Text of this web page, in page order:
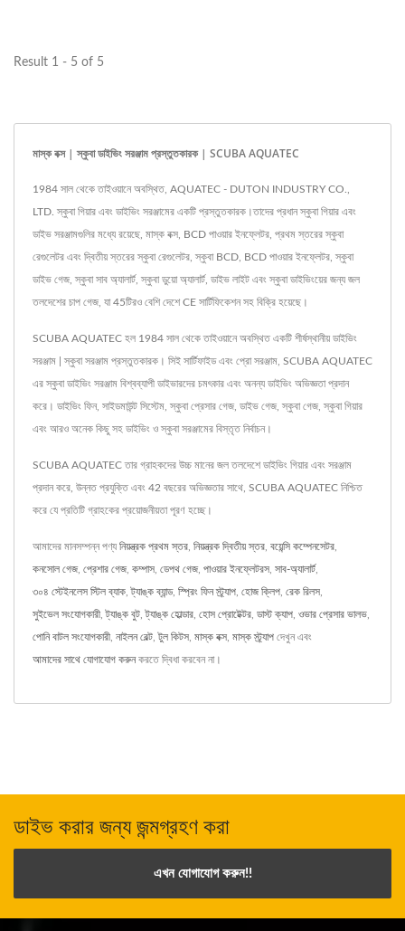
Result 1 - 5 of 5
মাস্ক বক্স | স্কুবা ডাইভিং সরঞ্জাম প্রস্তুতকারক | SCUBA AQUATEC
1984 সাল থেকে তাইওয়ানে অবস্থিত, AQUATEC - DUTON INDUSTRY CO.,
LTD. স্কুবা গিয়ার এবং ডাইভিং সরঞ্জামের একটি প্রস্তুতকারক।তাদের প্রধান স্কুবা গিয়ার এবং
ডাইভ সরঞ্জামগুলির মধ্যে রয়েছে, মাস্ক বক্স, BCD পাওয়ার ইনফ্লেটর, প্রথম স্তরের স্কুবা
রেগুলেটর এবং দ্বিতীয় স্তরের স্কুবা রেগুলেটর, স্কুবা BCD, BCD পাওয়ার ইনফ্লেটর, স্কুবা
ডাইভ গেজ, স্কুবা সাব অ্যালার্ট, স্কুবা ডুয়ো অ্যালার্ট, ডাইভ লাইট এবং স্কুবা ডাইভিংয়ের জন্য জল
তলদেশের চাপ গেজ, যা 45টিরও বেশি দেশে CE সার্টিফিকেশন সহ বিক্রি হয়েছে।
SCUBA AQUATEC হল 1984 সাল থেকে তাইওয়ানে অবস্থিত একটি শীর্ষস্থানীয় ডাইভিং
সরঞ্জাম | স্কুবা সরঞ্জাম প্রস্তুতকারক। সিই সার্টিফাইড এবং প্রো সরঞ্জাম, SCUBA AQUATEC
এর স্কুবা ডাইভিং সরঞ্জাম বিশ্বব্যাপী ডাইভারদের চমৎকার এবং অনন্য ডাইভিং অভিজ্ঞতা প্রদান
করে। ডাইভিং ফিন, সাইডমাউন্ট সিস্টেম, স্কুবা প্রেসার গেজ, ডাইভ গেজ, স্কুবা গেজ, স্কুবা গিয়ার
এবং আরও অনেক কিছু সহ ডাইভিং ও স্কুবা সরঞ্জামের বিস্তৃত নির্বাচন।
SCUBA AQUATEC তার গ্রাহকদের উচ্চ মানের জল তলদেশে ডাইভিং গিয়ার এবং সরঞ্জাম
প্রদান করে, উন্নত প্রযুক্তি এবং 42 বছরের অভিজ্ঞতার সাথে, SCUBA AQUATEC নিশ্চিত
করে যে প্রতিটি গ্রাহকের প্রয়োজনীয়তা পূরণ হচ্ছে।
আমাদের মানসম্পন্ন পণ্য নিয়ন্ত্রক প্রথম স্তর নিয়ন্ত্রক দ্বিতীয় স্তর বয়েন্সি কম্পেনসেটর
কনসোল গেজ, প্রেশার গেজ, কম্পাস ডেপথ গেজ, পাওয়ার ইনফ্লেটরস সাব-অ্যালার্ট
৩০৪ স্টেইনলেস স্টিল ব্যাক ,ট্যাঙ্ক ব্যান্ড, স্প্রিং ফিন স্ট্র্যাপ হোজ ক্লিপ রেক রিলস
সুইভেল সংযোগকারী ,ট্যাঙ্ক বুট ,ট্যাঙ্ক হোল্ডার হোস প্রোটেক্টর ডাস্ট ক্যাপ ওভার প্রেসার ভালভ
পোনি বাটল সংযোগকারী নাইলন বেল্ট ,টুল কিটস মাস্ক বক্স মাস্ক স্ট্র্যাপ দেখুন এবং
আমাদের সাথে যোগাযোগ করুনকরতে দ্বিধা করবেন না।
ডাইভ করার জন্য জন্মগ্রহণ করা
এখন যোগাযোগ করুন!!